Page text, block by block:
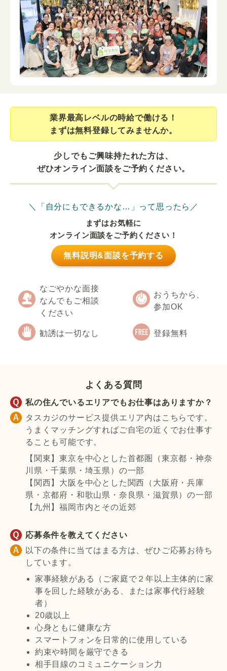
業界最⾼レベルの時給で働ける！
まずは無料登録してみませんか。
少しでもご興味持たれた方は、
ぜひオンライン面談をご予約ください。
＼「自分にもできるかな…」って思ったら／
まずはお気軽に
オンライン面談をご予約ください！
無料説明&面談を予約する
なごやかな面接
なんでもご相談
ください
おうちから、
参加OK
勧誘は一切なし 登録無料
よくある質問
私の住んでいるエリアでもお仕事はありますか？
タスカジのサービス提供エリア内はこちらです。
うまくマッチングすればご自宅の近くでお仕事す
ることも可能です。
【関東】東京を中心とした首都圏（東京都・神奈
川県・千葉県・埼玉県）の一部
【関西】大阪を中心とした関西（大阪府・兵庫
県・京都府・和歌山県・奈良県・滋賀県）の一部
【九州】福岡市内とその近郊
応募条件を教えてください
以下の条件に当てはまる方は、ぜひご応募お待ち
しています。
家事経験がある（ご家庭で２年以上主体的に家
事を回した経験がある、または家事代行経験
者）
20歳以上
心身ともに健康な方
スマートフォンを日常的に使用している
約束や時間を厳守できる
相手目線のコミュニケーション力